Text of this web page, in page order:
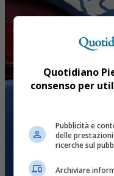
Quotidiano
consenso per
Pubblicità e
delle
ricerche sul
Archiviare